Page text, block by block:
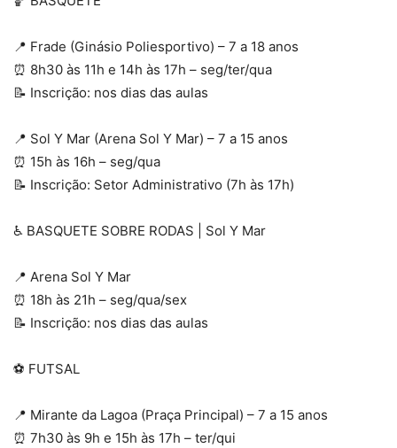
📍 Frade (Ginásio Poliesportivo) – 7 a 18 anos
⏰ 8h30 às 11h e 14h às 17h – seg/ter/qua
📝 Inscrição: nos dias das aulas
📍 Sol Y Mar (Arena Sol Y Mar) – 7 a 15 anos
⏰ 15h às 16h – seg/qua
📝 Inscrição: Setor Administrativo (7h às 17h)
♿ BASQUETE SOBRE RODAS | Sol Y Mar
📍 Arena Sol Y Mar
⏰ 18h às 21h – seg/qua/sex
📝 Inscrição: nos dias das aulas
⚽ FUTSAL
📍 Mirante da Lagoa (Praça Principal) – 7 a 15 anos
⏰ 7h30 às 9h e 15h às 17h – ter/qui